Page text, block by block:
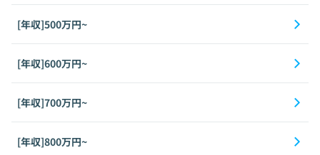
[年収]500万円~
[年収]600万円~
[年収]700万円~
[年収]800万円~